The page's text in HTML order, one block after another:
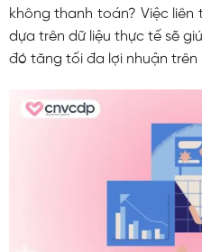
không thanh toán? Việc liên
dựa trên dữ liệu thực tế sẽ
đó tăng tối đa lợi nhuận trên